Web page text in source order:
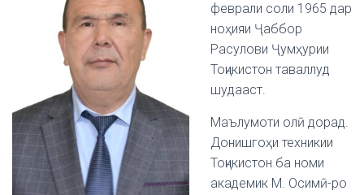
I
феврали соли 1965 дар
ноҳияи Ҷаббор
Расулови Ҷумҳурии
Тоҷикистон таваллуд
шудааст.
Маълумоти олӣ дорад.
Донишгоҳи техникии
Тоҷикистон ба номи
академик М. Осимӣ-ро